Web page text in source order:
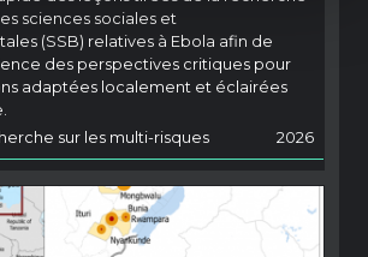
sciences sociales et
(SSB) relatives à Ebola afin de
des perspectives critiques pour
adaptées localement et éclairées
sur les multi-risques
2026